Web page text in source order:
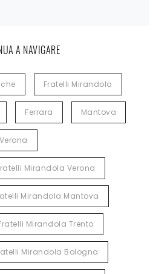
A NAVIGARE
Fratelli Mirandola
Ferrara Mantova
Verona
Mirandola Verona
Mirandola Mantova
Mirandola Trento
Mirandola Bologna